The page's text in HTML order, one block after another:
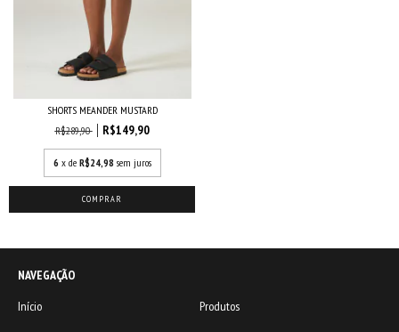
SHORTS MEANDER MUSTARD
R$289,90
R$149,90
6 x de R$24,98 sem juros
COMPRAR
NAVEGAÇÃO
Início
Produtos